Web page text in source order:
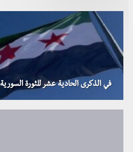
في الذكرى الحادية عشر للثورة السورية